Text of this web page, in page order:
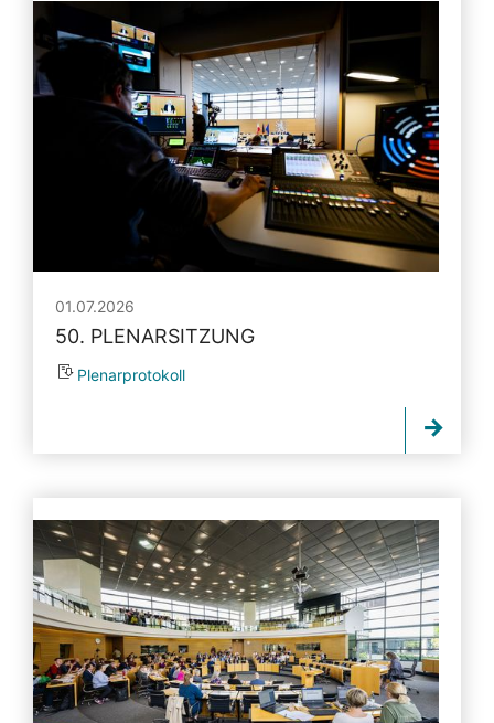
01.07.2026
50. PLENARSITZUNG
Plenarprotokoll